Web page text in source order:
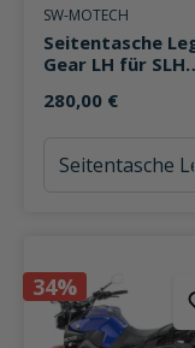
Durchschnittliche
SW-MOTECH
Seitentasche
Gear LH für SLH
280,00 €
34%